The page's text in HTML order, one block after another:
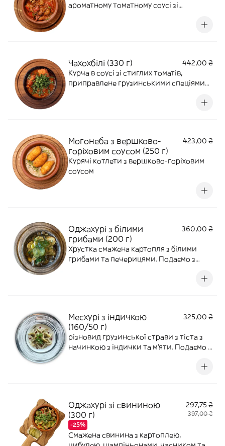
ароматному томатному соусі зі
Чахохбілі (330 г)
442,00 ₴
Курча в соусі зі стиглих томатів,
приправлене грузинськими спеціями
Могонеба з вершково-
горіховим соусом (250 г)
423,00 ₴
Курячі котлети з вершково-горіховим
соусом
Оджахурі з білими
грибами (200 г)
360,00 ₴
Хрустка смажена картопля з білими
грибами та печерицями. Подаємо з
Месхурі з індичкою
(160/50 г)
325,00 ₴
різновид грузинської страви з тіста з
начинкою з індички та м'яти. Подаємо з
сухої аджики,прикрашаємо гранатом.
Оджахурі зі свининою
(300 г)
-25%
297,75 ₴
397,00 ₴
Смажена свинина з картоплею,